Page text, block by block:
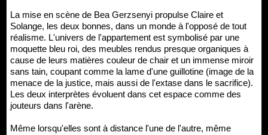
La mise en scène de Bea Gerzsenyi propulse Claire et
Solange, les deux bonnes, dans un monde à l'opposé de tout
réalisme. L'univers de l'appartement est symbolisé par une
moquette bleu roi, des meubles rendus presque organiques à
cause de leurs matières couleur de chair et un immense miroir
sans tain, coupant comme la lame d'une guillotine (image de la
menace de la justice, mais aussi de l'extase dans le sacrifice).
Les deux interprètes évoluent dans cet espace comme des
jouteurs dans l'arène.
Même lorsqu'elles sont à distance l'une de l'autre, même